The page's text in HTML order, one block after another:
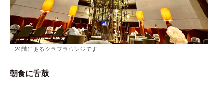
24階にあるクラブラウンジです
朝食に舌鼓